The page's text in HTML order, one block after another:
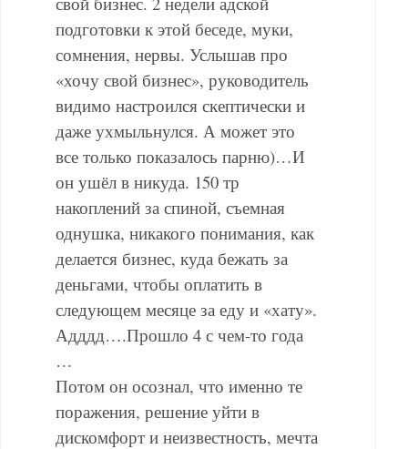
подготовки к этой беседе, муки,
сомнения, нервы. Услышав про
«хочу свой бизнес», руководитель
видимо настроился скептически и
даже ухмыльнулся. А может это
все только показалось парню)…И
он ушёл в никуда. 150 тр
накоплений за спиной, съемная
однушка, никакого понимания, как
делается бизнес, куда бежать за
деньгами, чтобы оплатить в
следующем месяце за еду и «хату».
Адддд….Прошло 4 с чем-то года
…
Потом он осознал, что именно те
поражения, решение уйти в
дискомфорт и неизвестность, мечта